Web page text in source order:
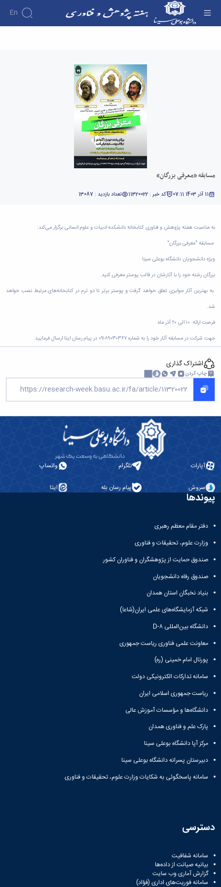
En
مسابقه «معرفی بزرگان»
11 آذر 1403 07:11 کد خبر : 11320022 تعداد بازدید : 13087
به مناسبت هفته پژوهش و فناوری کتابخانه دانشکده ادبیات و علوم انسانی برگزار می‌کند:
مسابقه "معرفی بزرگان"
ویژه دانشجویان دانشگاه بوعلی سینا
بزرگان رشته خود را با آثارشان در قالب پوستر معرفی کنید.
به بهترین آثار جوایزی تعلق خواهد گرفت و پوستر برتر تا دو ترم در کتابخانه‌های مرتبط نصب خواهد
شد.
فرصت ارائه: ۱۰ الی ۲۰ آذر ماه
جهت شرکت در مسابقه آثار خود را به شماره ۰۹۱۸۹۰۳۰۳۶۷ در پیام رسان ایتا ارسال فرمایید.
اشتراک گذاری
چاپ کردن
آپارات تلگرام واتساپ
سروش پیام رسان بله ایتا
پیوندها
دفتر مقام معظم رهبری
وزارت علوم، تحقیقات و فناوری
صندوق حمایت از پژوهشگران و فناوران کشور
صندوق رفاه دانشجویان
بنیاد نخبگان استان همدان
شبکه آزمایشگاه‌های علمی ایران(شاعا)
دانشگاه بین‌المللی D-۸
معاونت علمی فناوری ریاست جمهوری
پورتال امام خمینی (ره)
سامانه تدارکات الکترونیکی دولت
ریاست جمهوری اسلامی ایران
دانشگاه‌ها و مؤسسات آموزش عالی
پارک علم و فناوری همدان
مرکز آپا دانشگاه بوعلی سینا
دبیرستان پسرانه دانشگاه بوعلی سینا
سامانه پاسخگوئی به شکایات وزارت علوم، تحقیقات و فناوری
دسترسی
سامانه شفافیت
بیانیه صیانت از داده‌ها
گزارش آماری وب‌ سایت
سامانه فوریت‌های اداری (فؤاد)